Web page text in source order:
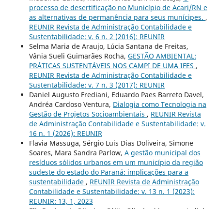
processo de desertificação no Município de Acari/RN e
as alternativas de permanência para seus munícipes. ,
REUNIR Revista de Administração Contabilidade e
Sustentabilidade: v. 6 n. 2 (2016): REUNIR
Selma Maria de Araujo, Lúcia Santana de Freitas,
Vânia Sueli Guimarães Rocha, GESTÃO AMBIENTAL:
PRÁTICAS SUSTENTÁVEIS NOS CAMPI DE UMA IFES ,
REUNIR Revista de Administração Contabilidade e
Sustentabilidade: v. 7 n. 3 (2017): REUNIR
Daniel Augusto Frediani, Eduardo Paes Barreto Davel,
Andréa Cardoso Ventura, Dialogia como Tecnologia na
Gestão de Projetos Socioambientais , REUNIR Revista
de Administração Contabilidade e Sustentabilidade: v.
16 n. 1 (2026): REUNIR
Flavia Massuga, Sérgio Luis Dias Doliveira, Simone
Soares, Mara Sandra Parlow, A gestão municipal dos
resíduos sólidos urbanos em um município da região
sudeste do estado do Paraná: implicações para a
sustentabilidade , REUNIR Revista de Administração
Contabilidade e Sustentabilidade: v. 13 n. 1 (2023):
REUNIR: 13, 1, 2023